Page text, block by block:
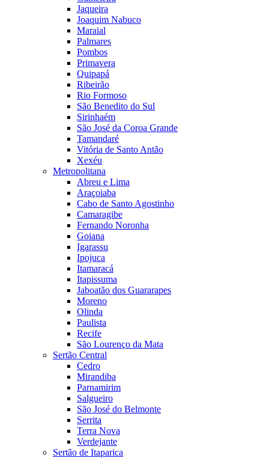
Jaqueira
Joaquim Nabuco
Maraial
Palmares
Pombos
Primavera
Quipapá
Ribeirão
Rio Formoso
São Benedito do Sul
Sirinhaém
São José da Coroa Grande
Tamandaré
Vitória de Santo Antão
Xexéu
Metropolitana
Abreu e Lima
Araçoiaba
Cabo de Santo Agostinho
Camaragibe
Fernando Noronha
Goiana
Igarassu
Ipojuca
Itamaracá
Itapissuma
Jaboatão dos Guararapes
Moreno
Olinda
Paulista
Recife
São Lourenço da Mata
Sertão Central
Cedro
Mirandiba
Parnamirim
Salgueiro
São José do Belmonte
Serrita
Terra Nova
Verdejante
Sertão de Itaparica